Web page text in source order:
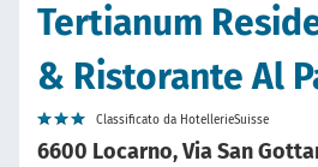
Tertianum
& Ristorante Al
Classificato da HotellerieSuisse
6600 Locarno, Via San